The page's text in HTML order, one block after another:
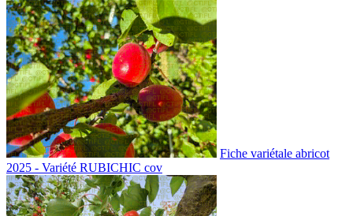
Fiche variétale abricot
2025 - Variété RUBICHIC cov